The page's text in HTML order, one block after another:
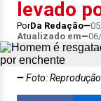
levado
PorDa Redação
Atualizado em
Foto: Reprodução